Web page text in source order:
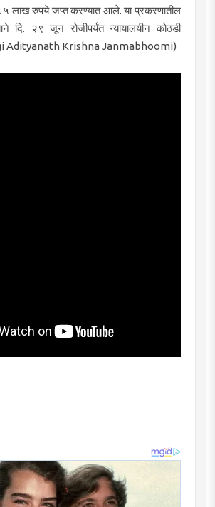
लाख रुपये जप्त करण्यात आले. या प्रकरणातील
दि. २९ जून रोजीपर्यंत न्यायालयीन कोठडी
Adityanath Krishna Janmabhoomi)